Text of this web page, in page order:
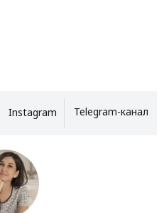
Instagram Telegram-канал